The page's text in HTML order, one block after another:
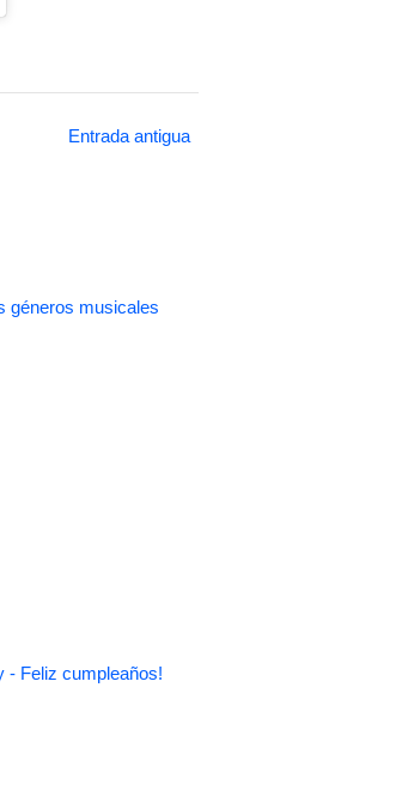
Entrada antigua
géneros musicales
- Feliz cumpleaños!